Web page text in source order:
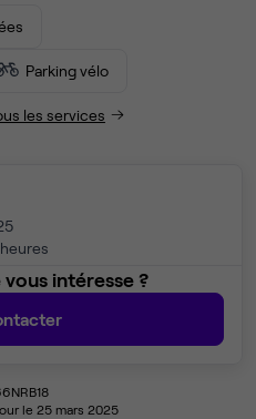
Parking vélo
les services
intéresse ?
le 25 mars 2025